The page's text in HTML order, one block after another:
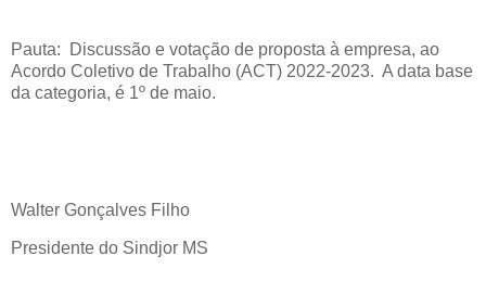
Pauta:
Discussão e votação de proposta à empresa, ao
Acordo Coletivo de Trabalho (ACT) 2022-2023. A data base
da categoria, é 1º de maio.
Walter Gonçalves Filho
Presidente do Sindjor MS